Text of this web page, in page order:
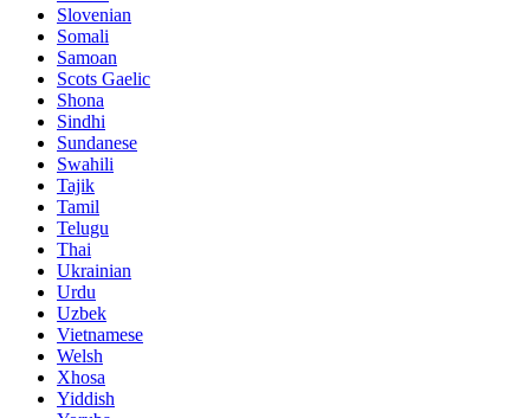
Slovenian
Somali
Samoan
Scots Gaelic
Shona
Sindhi
Sundanese
Swahili
Tajik
Tamil
Telugu
Thai
Ukrainian
Urdu
Uzbek
Vietnamese
Welsh
Xhosa
Yiddish